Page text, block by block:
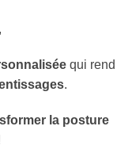
qui rend
.
la posture